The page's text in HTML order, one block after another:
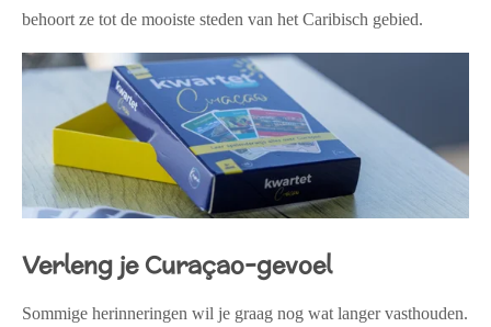
behoort ze tot de mooiste steden van het Caribisch gebied.
Verleng je Curaçao-gevoel
Sommige herinneringen wil je graag nog wat langer vasthouden.